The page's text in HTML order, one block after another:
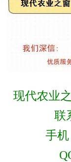
现代农业
联
手机